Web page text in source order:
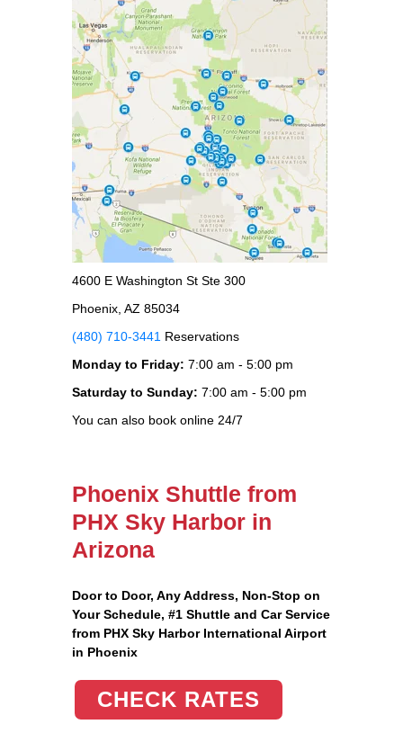
4600 E Washington St Ste 300
Phoenix, AZ 85034
(480) 710-3441 Reservations
Monday to Friday: 7:00 am - 5:00 pm
Saturday to Sunday: 7:00 am - 5:00 pm
You can also book online 24/7
Phoenix Shuttle from
PHX Sky Harbor in
Arizona
Door to Door, Any Address, Non-Stop on
Your Schedule, #1 Shuttle and Car Service
from PHX Sky Harbor International Airport
in Phoenix
CHECK RATES